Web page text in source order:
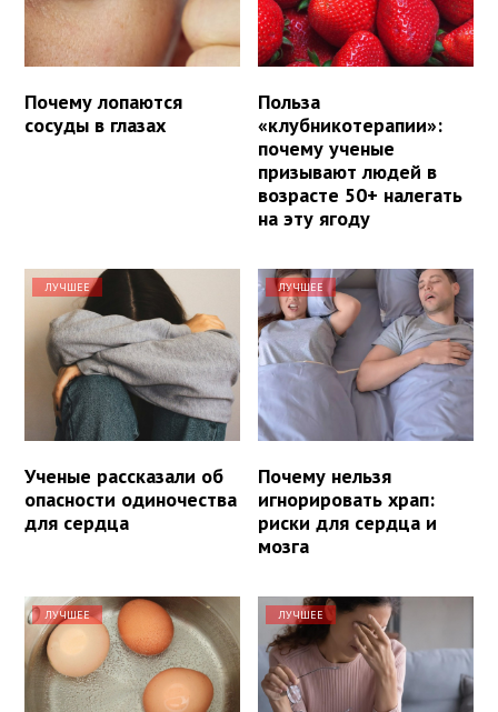
Почему лопаются
сосуды в глазах
Польза
«клубникотерапии»:
почему ученые
призывают людей в
возрасте 50+ налегать
на эту ягоду
ЛУЧШЕЕ
Ученые рассказали об
опасности одиночества
для сердца
ЛУЧШЕЕ
Почему нельзя
игнорировать храп:
риски для сердца и
мозга
ЛУЧШЕЕ ЛУЧШЕЕ